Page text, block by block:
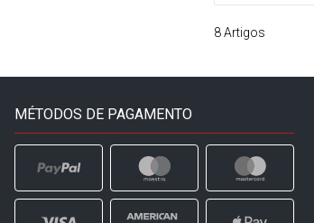
8 Artigos
MÉTODOS DE PAGAMENTO